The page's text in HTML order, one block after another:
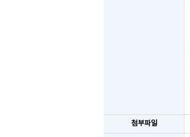
첨부파일